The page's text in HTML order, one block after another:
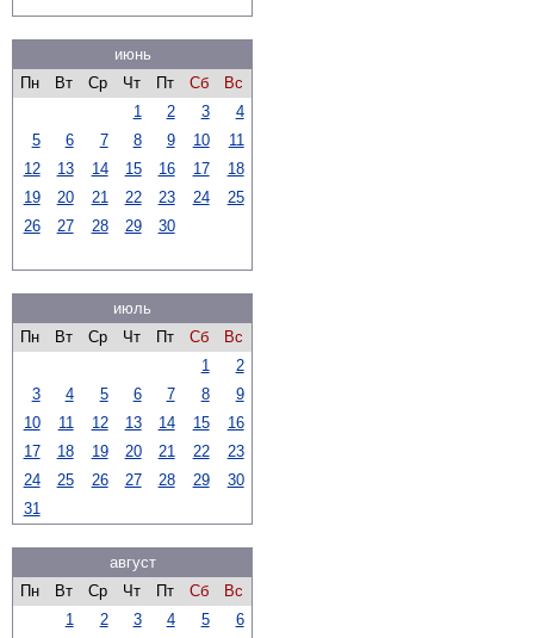
июнь
Пн
Вт Ср Чт Пт Сб
Вс
1
2 3
4
5
6 7 8 9 10
11
12
13 14 15 16 17
18
19
20 21 22 23 24
25
26
27 28 29 30
июль
Пн
Вт Ср Чт Пт Сб
Вс
1
2
3
4 5 6 7 8
9
10
11 12 13 14 15
16
17
18 19 20 21 22
23
24
25 26 27 28 29
30
31
август
Пн
Вт Ср Чт Пт Сб
Вс
1
2 3 4 5
6